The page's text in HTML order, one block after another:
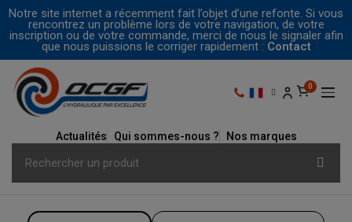
Notre site internet a récemment fait l’objet d’une refonte. Si vous
rencontrez un problème lors de votre navigation, de votre
inscription ou de votre commande, merci de nous le signaler afin
que nous puissions le corriger rapidement : Contact
Actualités Qui sommes-nous ? Nos marques